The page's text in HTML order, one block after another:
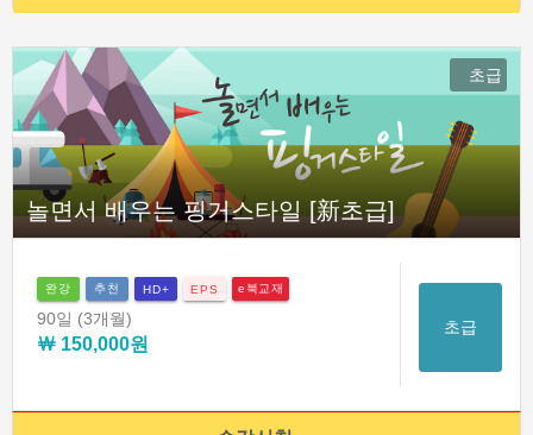
초급
놀면서 배우는 핑거스타일 [新초급]
완강 추천 HD+ EPS e북교재
90일 (3개월)
￦ 150,000원
초급